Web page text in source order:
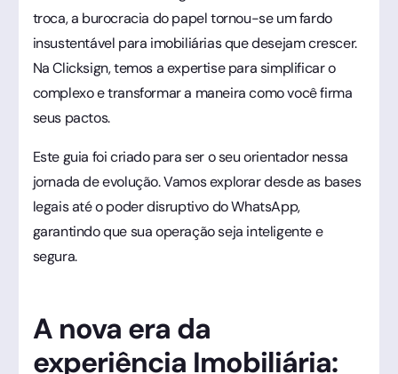
troca, a burocracia do papel tornou-se um fardo
insustentável para imobiliárias que desejam crescer.
Na Clicksign, temos a expertise para simplificar o
complexo e transformar a maneira como você firma
seus pactos.
Este guia foi criado para ser o seu orientador nessa
jornada de evolução. Vamos explorar desde as bases
legais até o poder disruptivo do WhatsApp,
garantindo que sua operação seja inteligente e
segura.
A nova era da
experiência Imobiliária: